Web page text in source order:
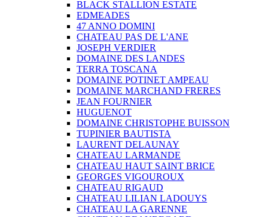
BLACK STALLION ESTATE
EDMEADES
47 ANNO DOMINI
CHATEAU PAS DE L'ANE
JOSEPH VERDIER
DOMAINE DES LANDES
TERRA TOSCANA
DOMAINE POTINET AMPEAU
DOMAINE MARCHAND FRERES
JEAN FOURNIER
HUGUENOT
DOMAINE CHRISTOPHE BUISSON
TUPINIER BAUTISTA
LAURENT DELAUNAY
CHATEAU LARMANDE
CHATEAU HAUT SAINT BRICE
GEORGES VIGOUROUX
CHATEAU RIGAUD
CHATEAU LILIAN LADOUYS
CHATEAU LA GARENNE